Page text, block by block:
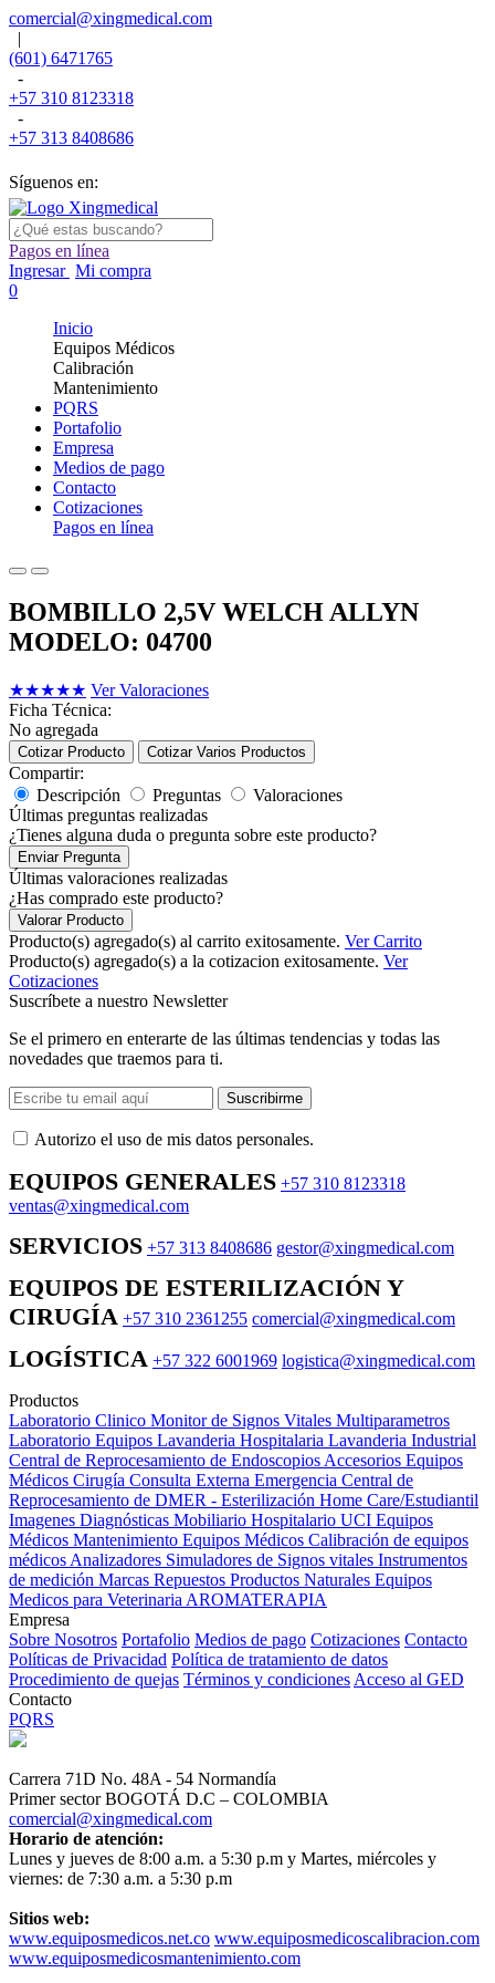
comercial@xingmedical.com
|
(601) 6471765
-
+57 310 8123318
-
+57 313 8408686
Síguenos en:
Pagos en línea
Ingresar Mi compra
0
Inicio
Equipos Médicos
Calibración
Mantenimiento
PQRS
Portafolio
Empresa
Medios de pago
Contacto
Cotizaciones
Pagos en línea
BOMBILLO 2,5V WELCH ALLYN
MODELO: 04700
★★★★★ Ver Valoraciones
Ficha Técnica:
No agregada
Cotizar Producto Cotizar Varios Productos
Compartir:
Descripción
Preguntas
Valoraciones
Últimas preguntas realizadas
¿Tienes alguna duda o pregunta sobre este producto?
Enviar Pregunta
Últimas valoraciones realizadas
¿Has comprado este producto?
Valorar Producto
Producto(s) agregado(s) al carrito exitosamente. Ver Carrito
Producto(s) agregado(s) a la cotizacion exitosamente. Ver
Cotizaciones
Suscríbete a nuestro Newsletter
Se el primero en enterarte de las últimas tendencias y todas las
novedades que traemos para ti.
Suscribirme
Autorizo ​​el uso de mis datos personales.
EQUIPOS GENERALES +57 310 8123318
ventas@xingmedical.com
SERVICIOS +57 313 8408686 gestor@xingmedical.com
EQUIPOS DE ESTERILIZACIÓN Y
CIRUGÍA +57 310 2361255 comercial@xingmedical.com
LOGÍSTICA +57 322 6001969 logistica@xingmedical.com
Productos
Laboratorio Clinico Monitor de Signos Vitales Multiparametros
Laboratorio Equipos Lavanderia Hospitalaria Lavanderia Industrial
Central de Reprocesamiento de Endoscopios Accesorios Equipos
Médicos Cirugía Consulta Externa Emergencia Central de
Reprocesamiento de DMER - Esterilización Home Care/Estudiantil
Imagenes Diagnósticas Mobiliario Hospitalario UCI Equipos
Médicos Mantenimiento Equipos Médicos Calibración de equipos
médicos Analizadores Simuladores de Signos vitales Instrumentos
de medición Marcas Repuestos Productos Naturales Equipos
Medicos para Veterinaria AROMATERAPIA
Empresa
Sobre Nosotros Portafolio Medios de pago Cotizaciones Contacto
Políticas de Privacidad Política de tratamiento de datos
Procedimiento de quejas Términos y condiciones Acceso al GED
Contacto
PQRS
Carrera 71D No. 48A - 54 Normandía
Primer sector BOGOTÁ D.C – COLOMBIA
comercial@xingmedical.com
Horario de atención:
Lunes y jueves de 8:00 a.m. a 5:30 p.m y Martes, miércoles y
viernes: de 7:30 a.m. a 5:30 p.m
Sitios web:
www.equiposmedicos.net.co www.equiposmedicoscalibracion.com
www.equiposmedicosmantenimiento.com